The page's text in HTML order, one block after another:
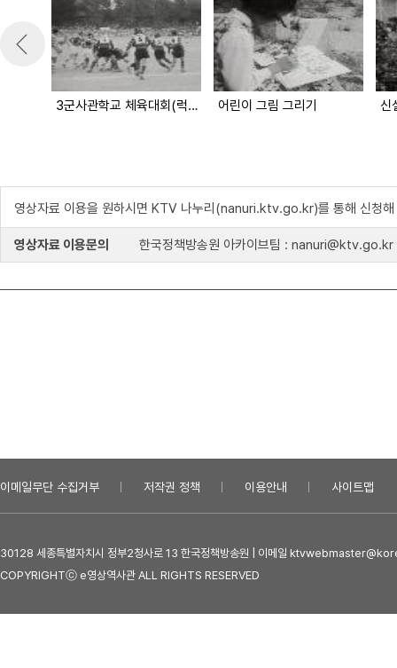
3군사관학교 체육대회(럭비) 어린이 그림 그리기 신
영상자료 이용을 원하시면 KTV 나누리(nanuri.ktv.go.kr)를 통해 신청해
영상자료 이용문의 한국정책방송원 아카이브팀 : nanuri@ktv.go.kr
이메일무단 수집거부 저작권 정책 이용안내 사이트맵
30128 세종특별자치시 정부2청사로 13 한국정책방송원 | 이메일
COPYRIGHTⓒ e영상역사관 ALL RIGHTS RESERVED